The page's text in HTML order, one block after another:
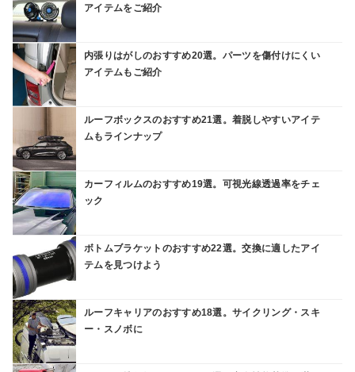
アイテムをご紹介
内張りはがしのおすすめ20選。パーツを傷付けにくい
アイテムもご紹介
ルーフボックスのおすすめ21選。着脱しやすいアイテ
ムもラインナップ
カーフィルムのおすすめ19選。可視光線透過率をチェ
ック
ボトムブラケットのおすすめ22選。交換に適したアイ
テムを見つけよう
ルーフキャリアのおすすめ18選。サイクリング・スキ
ー・スノボに